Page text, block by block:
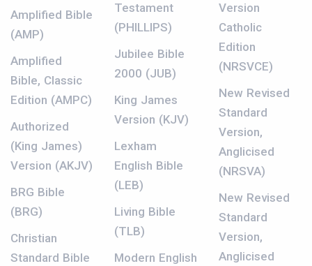
Amplified Bible
(AMP)
Amplified
Bible, Classic
Edition (AMPC)
Authorized
(King James)
Version (AKJV)
BRG Bible
(BRG)
Christian
Standard Bible
Testament
(PHILLIPS)
Jubilee Bible
2000 (JUB)
King James
Version (KJV)
Lexham
English Bible
(LEB)
Living Bible
(TLB)
Modern English
Version
Catholic
Edition
(NRSVCE)
New Revised
Standard
Version,
Anglicised
(NRSVA)
New Revised
Standard
Version,
Anglicised